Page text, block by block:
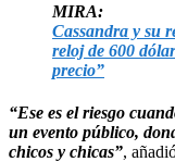
MIRA:
Cassandra y su
reloj de 600
precio”
“Ese es el riesgo
un evento público,
chicos y chicas”,